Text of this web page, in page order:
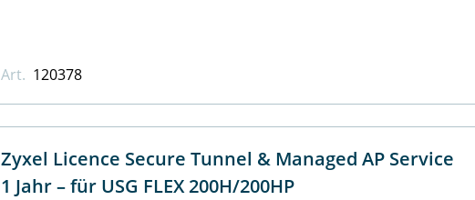
Art. 120378
Zyxel Licence Secure Tunnel & Managed AP Service
1 Jahr – für USG FLEX 200H/200HP